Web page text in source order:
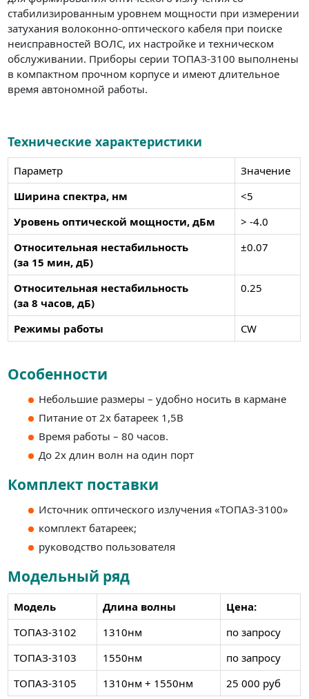
стабилизированным уровнем мощности при измерении
затухания волоконно-оптического кабеля при поиске
неисправностей ВОЛС, их настройке и техническом
обслуживании. Приборы серии ТОПАЗ-3100 выполнены
в компактном прочном корпусе и имеют длительное
время автономной работы.
Технические характеристики
Параметр
Значение
Ширина спектра, нм
<5
Уровень оптической мощности, дБм
> -4.0
Относительная нестабильность
(за 15 мин, дБ)
±0.07
Относительная нестабильность
(за 8 часов, дБ)
0.25
Режимы работы CW
Особенности
Небольшие размеры – удобно носить в кармане
Питание от 2х батареек 1,5В
Время работы – 80 часов.
До 2х длин волн на один порт
Комплект поставки
Источник оптического излучения «ТОПАЗ-3100»
комплект батареек;
руководство пользователя
Модельный ряд
Модель Длина волны
Цена:
ТОПАЗ-3102
1310нм
по запросу
ТОПАЗ-3103
1550нм
по запросу
ТОПАЗ-3105
1310нм + 1550нм 25 000 руб